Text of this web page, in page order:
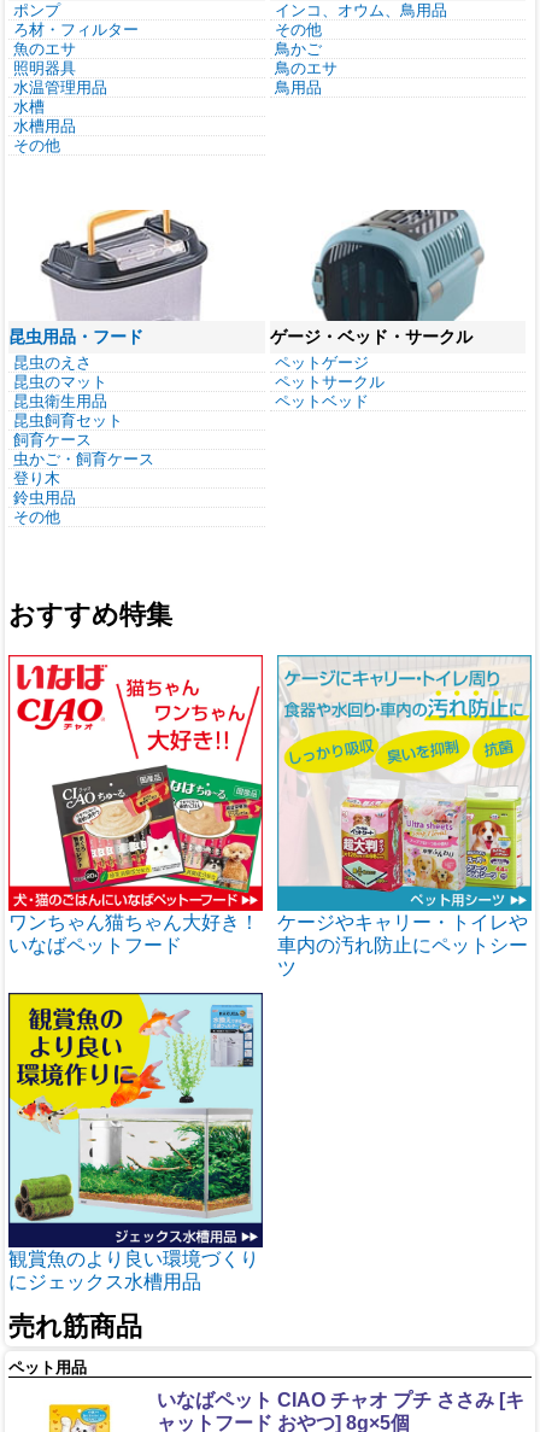
ポンプ
ろ材・フィルター
魚のエサ
照明器具
水温管理用品
水槽
水槽用品
その他
インコ、オウム、鳥用品
その他
鳥かご
鳥のエサ
鳥用品
昆虫用品・フード
昆虫のえさ
昆虫のマット
昆虫衛生用品
昆虫飼育セット
飼育ケース
虫かご・飼育ケース
登り木
鈴虫用品
その他
ゲージ・ベッド・サークル
ペットゲージ
ペットサークル
ペットベッド
おすすめ特集
ワンちゃん猫ちゃん大好き！
いなばペットフード
ケージやキャリー・トイレや
車内の汚れ防止にペットシー
ツ
観賞魚のより良い環境づくり
にジェックス水槽用品
売れ筋商品
ペット用品
いなばペット CIAO チャオ プチ ささみ [キ
ャットフード おやつ] 8g×5個